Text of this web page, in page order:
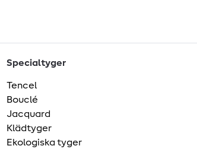
Specialtyger
Tencel
Bouclé
Jacquard
Klädtyger
Ekologiska tyger